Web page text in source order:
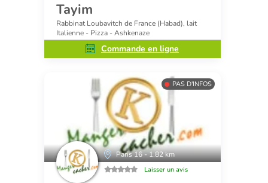
Tayim
Rabbinat Loubavitch de France (Habad), lait
Italienne - Pizza - Ashkenaze
Commande en ligne
PAS D'INFOS
Paris 16 - 1.82 km
Laisser un avis